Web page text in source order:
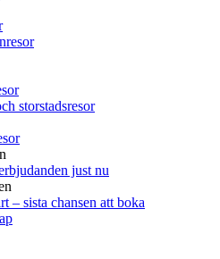
storstadsresor
just nu
– sista chansen att boka